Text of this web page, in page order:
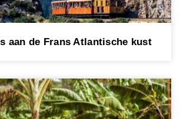
aan de Frans Atlantische kust